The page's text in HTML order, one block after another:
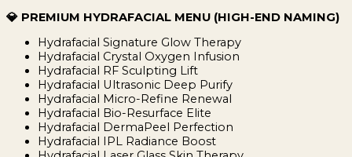
💎 PREMIUM HYDRAFACIAL MENU (HIGH-END NAMING)
Hydrafacial Signature Glow Therapy
Hydrafacial Crystal Oxygen Infusion
Hydrafacial RF Sculpting Lift
Hydrafacial Ultrasonic Deep Purify
Hydrafacial Micro-Refine Renewal
Hydrafacial Bio-Resurface Elite
Hydrafacial DermaPeel Perfection
Hydrafacial IPL Radiance Boost